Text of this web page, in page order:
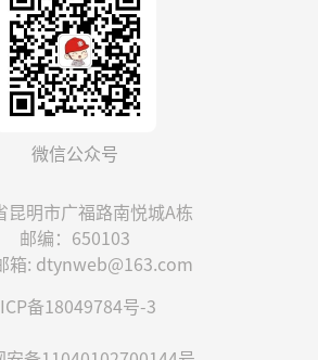
微信公众号
昆明市广福路南悦城A栋
邮编：650103
箱: dtynweb@163.com
备18049784号-3